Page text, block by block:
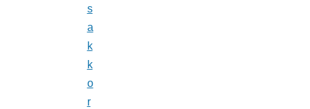
s
a
k
k
o
r